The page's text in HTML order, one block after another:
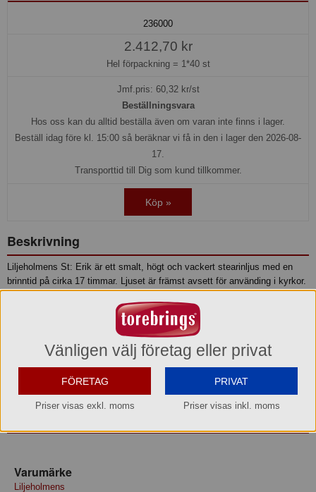
236000
2.412,70 kr
Hel förpackning = 1*40 st
Jmf.pris: 60,32kr/st
Beställningsvara
Hos oss kan du alltid beställa även om varan inte finns i lager.
Beställ idag före kl. 15:00 så beräknar vi få in den i lager den 2026-08-
17.
Transporttid till Dig som kund tillkommer.
Köp »
Beskrivning
Liljeholmens St: Erik är ett smalt, högt och vackert stearinljus med en
brinntid på cirka 17 timmar. Ljuset är främst avsett för använding i kyrkor.
Antal per förpackning: 40 st
Liljeholmens ljus innehåller ingen Palmolja. Alla Liljeholmens kyrkljus
består av 100% stearin.
Varumärke
Liljeholmens
Vänligen välj företag eller privat
FÖRETAG
Priser visas exkl. moms
PRIVAT
Priser visas inkl. moms